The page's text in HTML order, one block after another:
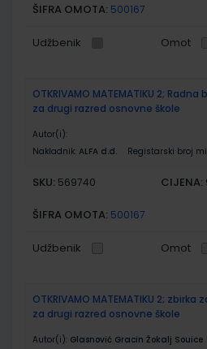
ŠIFRA OMOTA: 500167
Udžbenik Omot
OTKRIVAMO MATEMATIKU 2;
za drugi razred osnovne škole
Autor(i):
Nakladnik: ALFA d.d. Registarski broj
SKU: 569740 CIJENA:
ŠIFRA OMOTA: 500167
Udžbenik Omot
OTKRIVAMO MATEMATIKU 2;
za drugi razred osnovne škole
Autor(i): Glasnović Gracin Žokalj Souice